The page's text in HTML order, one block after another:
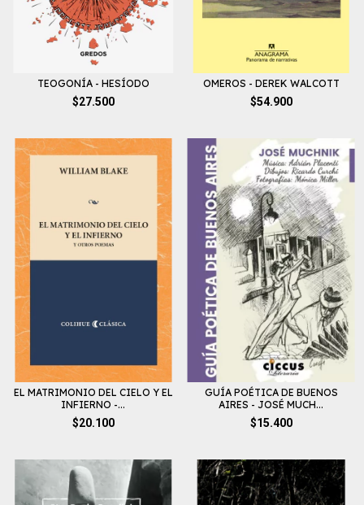
TEOGONÍA - HESÍODO
$27.500
OMEROS - DEREK WALCOTT
$54.900
EL MATRIMONIO DEL CIELO Y EL
INFIERNO -...
$20.100
GUÍA POÉTICA DE BUENOS
AIRES - JOSÉ MUCH...
$15.400